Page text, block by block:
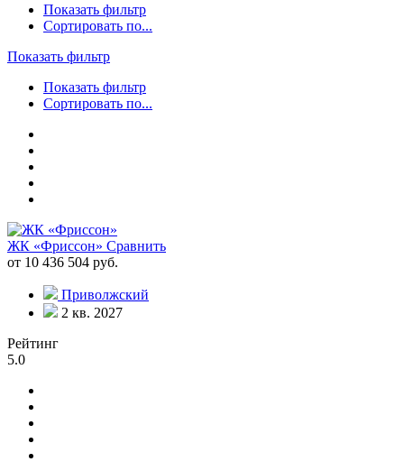
Показать фильтр
Сортировать по...
Показать фильтр
Показать фильтр
Сортировать по...
ЖК «Фриссон» Сравнить
от 10 436 504 руб.
Приволжский
2 кв. 2027
Рейтинг
5.0